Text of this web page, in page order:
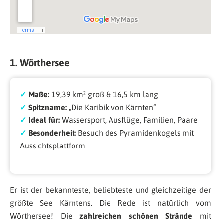
1. Wörthersee
✓ Maße: 19,39 km² groß & 16,5 km lang
✓ Spitzname: „Die Karibik von Kärnten“
✓ Ideal für: Wassersport, Ausflüge, Familien, Paare
✓ Besonderheit: Besuch des Pyramidenkogels mit
Aussichtsplattform
Er ist der bekannteste, beliebteste und gleichzeitige der
größte See Kärntens. Die Rede ist natürlich vom
Wörthersee! Diezahlreichen schönen Strände mit